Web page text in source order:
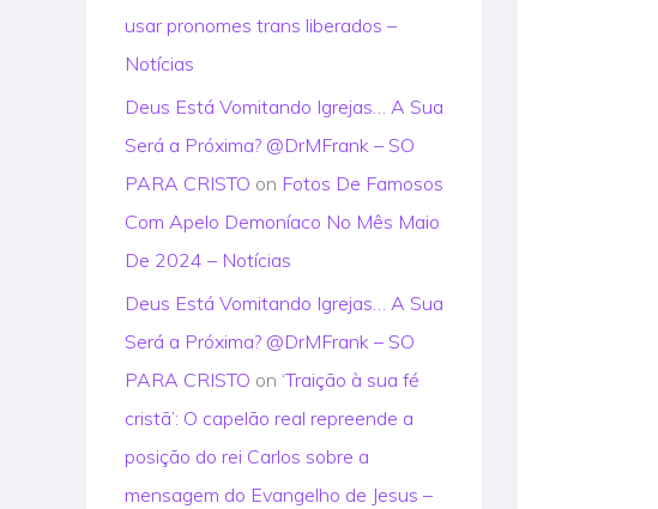
usar pronomes trans liberados –
Notícias
Deus Está Vomitando Igrejas… A Sua
Será a Próxima? @DrMFrank – SO
PARA CRISTO on Fotos De Famosos
Com Apelo Demoníaco No Mês Maio
De 2024 – Notícias
Deus Está Vomitando Igrejas… A Sua
Será a Próxima? @DrMFrank – SO
PARA CRISTO on ‘Traição à sua fé
cristã’: O capelão real repreende a
posição do rei Carlos sobre a
mensagem do Evangelho de Jesus –